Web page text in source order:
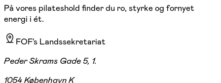
På vores pilateshold finder du ro, styrke og fornyet
energi i ét.
FOF's Landssekretariat
Peder Skrams Gade 5, 1.
1054 København K